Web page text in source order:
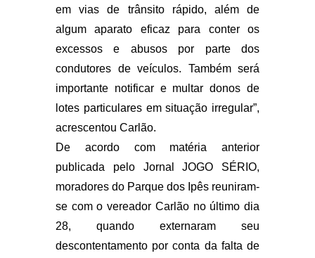
em vias de trânsito rápido, além de
algum aparato eficaz para conter os
excessos e abusos por parte dos
condutores de veículos. Também será
importante notificar e multar donos de
lotes particulares em situação irregular”,
acrescentou Carlão.
De acordo com matéria anterior
publicada pelo Jornal JOGO SÉRIO,
moradores do Parque dos Ipês reuniram-
se com o vereador Carlão no último dia
28, quando externaram seu
descontentamento por conta da falta de